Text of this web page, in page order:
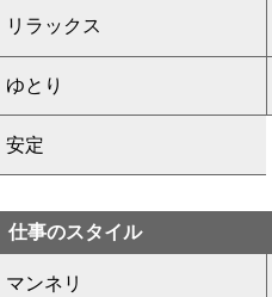
リラックス
ゆとり
安定
仕事のスタイル
マンネリ